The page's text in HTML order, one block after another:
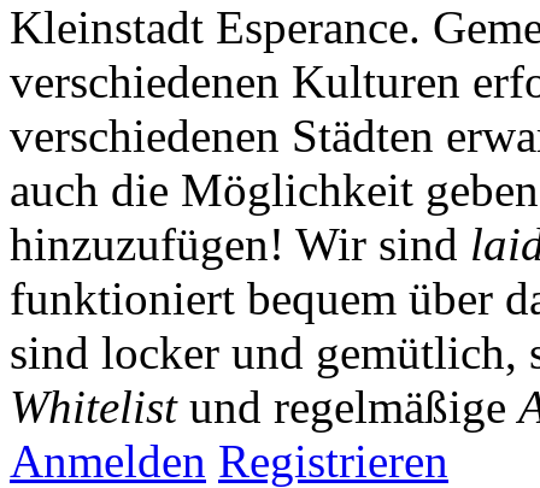
Kleinstadt Esperance.
verschiedenen Kulturen
verschiedenen Städten
auch die Möglichkeit
hinzuzufügen! Wir sind
funktioniert bequem über
sind locker und gemütlich,
Whitelistund regelmäßige
Anmelden Registrieren